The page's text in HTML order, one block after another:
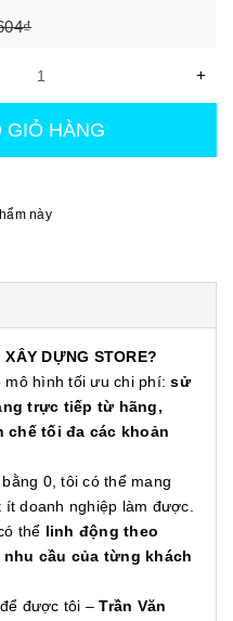
+
GIỎ HÀNG
này
DỰNG STORE?
mô hình tối ưu chi phí:sử
trực tiếp từ hãng,
chế tối đa các khoản
0, tôi có thể mang
doanh nghiệp làm được.
thể linh động theo
cầu của từng khách
để được tôi –Trần Văn